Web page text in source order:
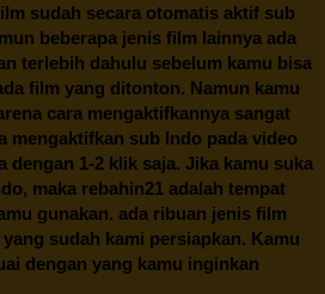
sudah secara otomatis aktif sub
beberapa jenis film lainnya ada
terlebih dahulu sebelum kamu bisa
film yang ditonton. Namun kamu
cara mengaktifkannya sangat
mengaktifkan sub Indo pada video
dengan 1-2 klik saja. Jika kamu suka
maka rebahin21 adalah tempat
gunakan. ada ribuan jenis film
sudah kami persiapkan. Kamu
dengan yang kamu inginkan